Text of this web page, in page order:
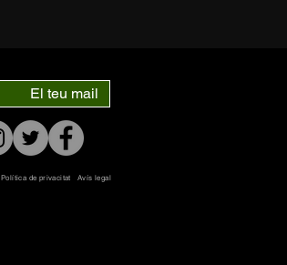
Política de privacitat Avís legal